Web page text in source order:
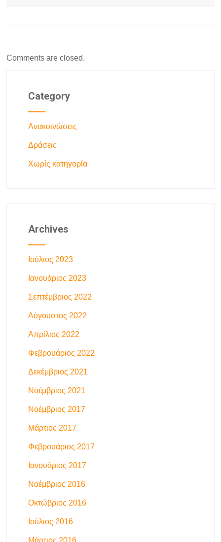
Comments are closed.
Category
Ανακοινώσεις
Δράσεις
Χωρίς κατηγορία
Archives
Ιούλιος 2023
Ιανουάριος 2023
Σεπτέμβριος 2022
Αύγουστος 2022
Απρίλιος 2022
Φεβρουάριος 2022
Δεκέμβριος 2021
Νοέμβριος 2021
Νοέμβριος 2017
Μάρτιος 2017
Φεβρουάριος 2017
Ιανουάριος 2017
Νοέμβριος 2016
Οκτώβριος 2016
Ιούλιος 2016